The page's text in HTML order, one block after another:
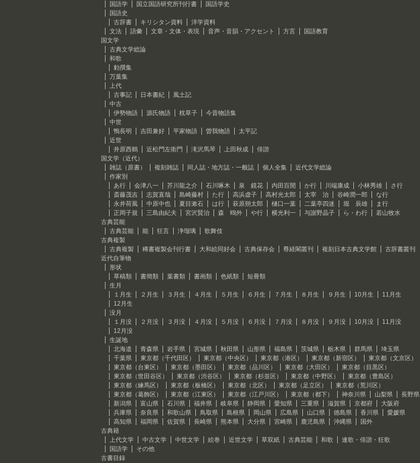
国語学
国立国語研究所刊行書
国語学史
国語史
古辞書
キリシタン資料
洋学資料
文法
語彙 文章・文体・表現 音声・音韻・アクセント 方言
国語教育
国文学
古典文学総論
和歌
勅撰集
万葉集
上代
古事記
日本書紀
風土記
中古
伊勢物語
源氏物語 枕草子
今昔物語集
中世
鴨長明
吉田兼好 平家物語 曽我物語
太平記
近世
井原西鶴
近松門左衛門 滝沢馬琴 上田秋成
俳諧
国文学（近代）
雑誌（原書）
複刻雑誌 同人誌・地方誌・一般誌 個人全集
近代文学総論
作家別
あ行
会津八一 芥川龍之介 石川啄木 泉 鏡花 内田百閒 か行 川端康成 小林秀雄
さ行
斎藤茂吉
志賀直哉 島崎藤村 た行 高浜虚子 高村光太郎 太宰 治 谷崎潤一郎
な行
永井荷風
中原中也 夏目漱石 は行 萩原朔太郎 樋口一葉 二葉亭四迷 堀 辰雄
ま行
正岡子規
三島由紀夫 宮沢賢治 森 鴎外 や行 横光利一 与謝野晶子 ら・わ行
若山牧水
古典芸能
古典芸能
能 狂言 浄瑠璃
歌舞伎
古典複製
古典複製
稀書複製会刊行書 大和絵同好会 古典保存会 尊経閣叢刊 複刻日本古典文学館
古辞書叢刊
近代自筆物
形状
草稿類
書簡類 葉書類 書画類 色紙類
短冊類
生月
１月生
２月生 ３月生 ４月生 ５月生 ６月生 ７月生 ８月生 ９月生 10月生
11月生
12月生
没月
１月没
２月没 ３月没 ４月没 ５月没 ６月没 ７月没 ８月没 ９月没 10月没
11月没
12月没
生誕地
北海道
青森県 岩手県 宮城県 秋田県 山形県 福島県 茨城県 栃木県 群馬県
埼玉県
千葉県
東京都（千代田区） 東京都（中央区） 東京都（港区） 東京都（新宿区）
東京都（文京区）
東京都（台東区）
東京都（墨田区） 東京都（品川区） 東京都（大田区）
東京都（目黒区）
東京都（世田谷区）
東京都（渋谷区） 東京都（杉並区） 東京都（中野区）
東京都（豊島区）
東京都（練馬区）
東京都（板橋区） 東京都（北区） 東京都（足立区）
東京都（荒川区）
東京都（葛飾区）
東京都（江東区） 東京都（江戸川区） 東京都（都下） 神奈川県 山梨県
長野県
新潟県
富山県 石川県 福井県 岐阜県 静岡県 愛知県 三重県 滋賀県 京都府
大阪府
兵庫県
奈良県 和歌山県 鳥取県 島根県 岡山県 広島県 山口県 徳島県 香川県
愛媛県
高知県
福岡県 佐賀県 長崎県 熊本県 大分県 宮崎県 鹿児島県 沖縄県
国外
古典籍
上代文学
中古文学 中世文学 絵巻 近世文学 草双紙 古典芸能 和歌
連歌・俳諧・狂歌
国語学
その他
古書目録